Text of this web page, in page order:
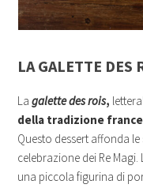
LA GALETTE DES
La galette des rois,
della tradizione
Questo dessert affonda
celebrazione dei Re
una piccola figurina di